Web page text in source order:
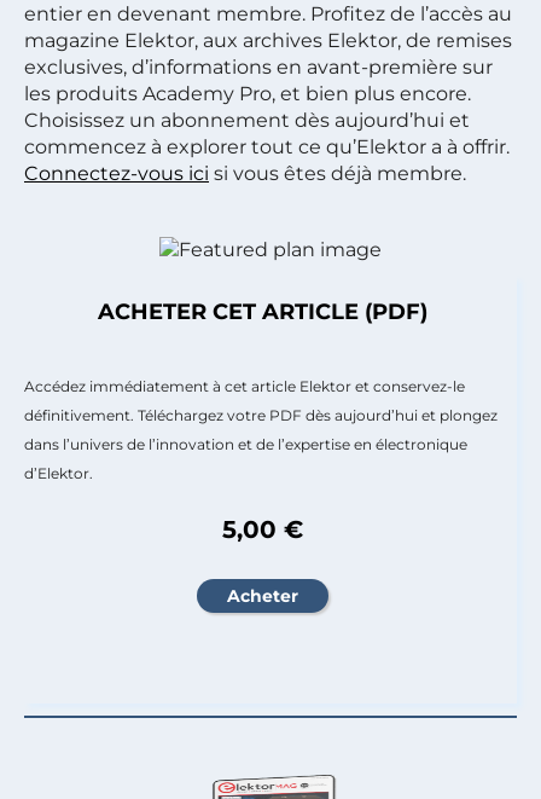
entier en devenant membre. Profitez de l’accès au
magazine Elektor, aux archives Elektor, de remises
exclusives, d’informations en avant-première sur
les produits Academy Pro, et bien plus encore.
Choisissez un abonnement dès aujourd’hui et
commencez à explorer tout ce qu’Elektor a à offrir.
Connectez-vous ici si vous êtes déjà membre.
ACHETER CET ARTICLE (PDF)
Accédez immédiatement à cet article Elektor et conservez-le
définitivement. Téléchargez votre PDF dès aujourd’hui et plongez
dans l’univers de l’innovation et de l’expertise en électronique
d’Elektor.
5,00 €